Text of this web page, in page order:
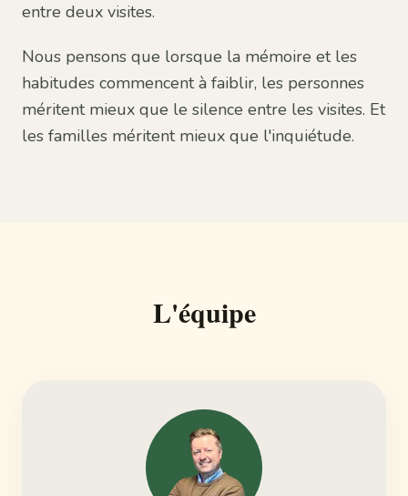
entre deux visites.
Nous pensons que lorsque la mémoire et les
habitudes commencent à faiblir, les personnes
méritent mieux que le silence entre les visites. Et
les familles méritent mieux que l'inquiétude.
L'équipe